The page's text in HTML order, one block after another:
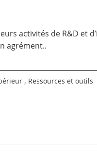
activités de R&D et
agrément..
, Ressources et outils